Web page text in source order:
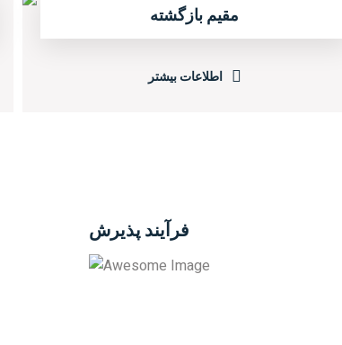
مقیم بازگشته
اطلاعات بیشتر
فرآیند پذیرش